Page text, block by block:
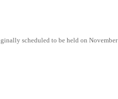
scheduled to be held on November